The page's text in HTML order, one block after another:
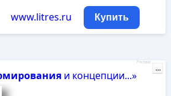
www.litres.ru Купить
и концепции...»
Реклама
...